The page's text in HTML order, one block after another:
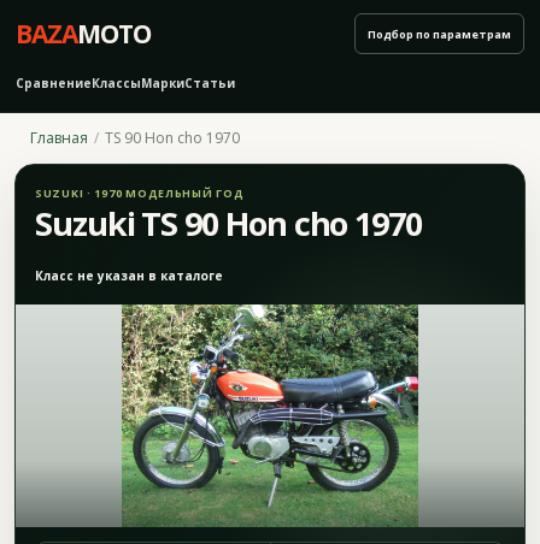
BAZAMOTO
СравнениеКлассыМаркиСтатьи
Подбор по параметрам
Главная TS 90 Hon cho 1970
SUZUKI · 1970 МОДЕЛЬНЫЙ ГОД
Suzuki TS 90 Hon cho 1970
Класс не указан в каталоге